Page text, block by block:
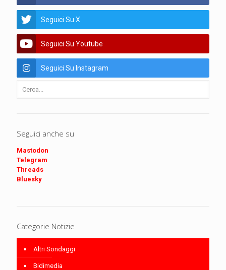
Seguici Su X
Seguici Su Youtube
Seguici Su Instagram
Seguici anche su
Mastodon
Telegram
Threads
Bluesky
Categorie Notizie
Altri Sondaggi
Bidimedia